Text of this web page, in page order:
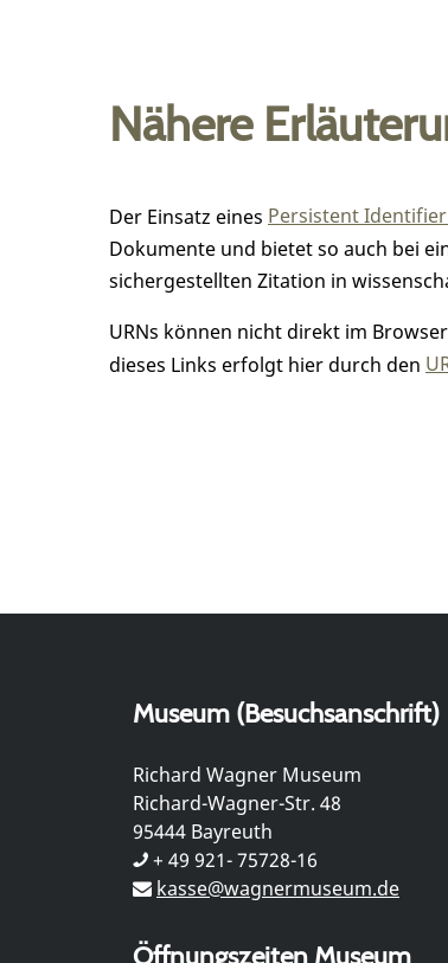
Nähere
Der Einsatz eines Persistent
Dokumente und bietet so auch bei
sichergestellten Zitation in
URNs können nicht direkt im
dieses Links erfolgt hier durch den
Museum (Besuchsanschrift)
Richard Wagner Museum
Richard-Wagner-Str. 48
95444 Bayreuth
+ 49 921- 75728-16
kasse@wagnermuseum.de
Öffnungszeiten Museum